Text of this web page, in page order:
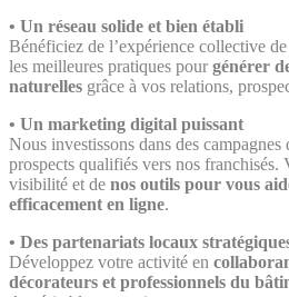
• Un réseau solide et bien établi
Bénéficiez de l’expérience collective
les meilleures pratiques pour générer
naturelles grâce à vos relations,
• Un marketing digital puissant
Nous investissons dans des
prospects qualifiés vers nos franchisés.
visibilité et de nos outils pour vous
efficacement en ligne.
• Des partenariats locaux
Développez votre activité en
décorateurs et professionnels du